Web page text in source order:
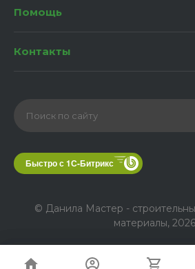
Помощь
Контакты
Быстро с 1С-Битрикс
© Данила Мастер -
материалы, 2026